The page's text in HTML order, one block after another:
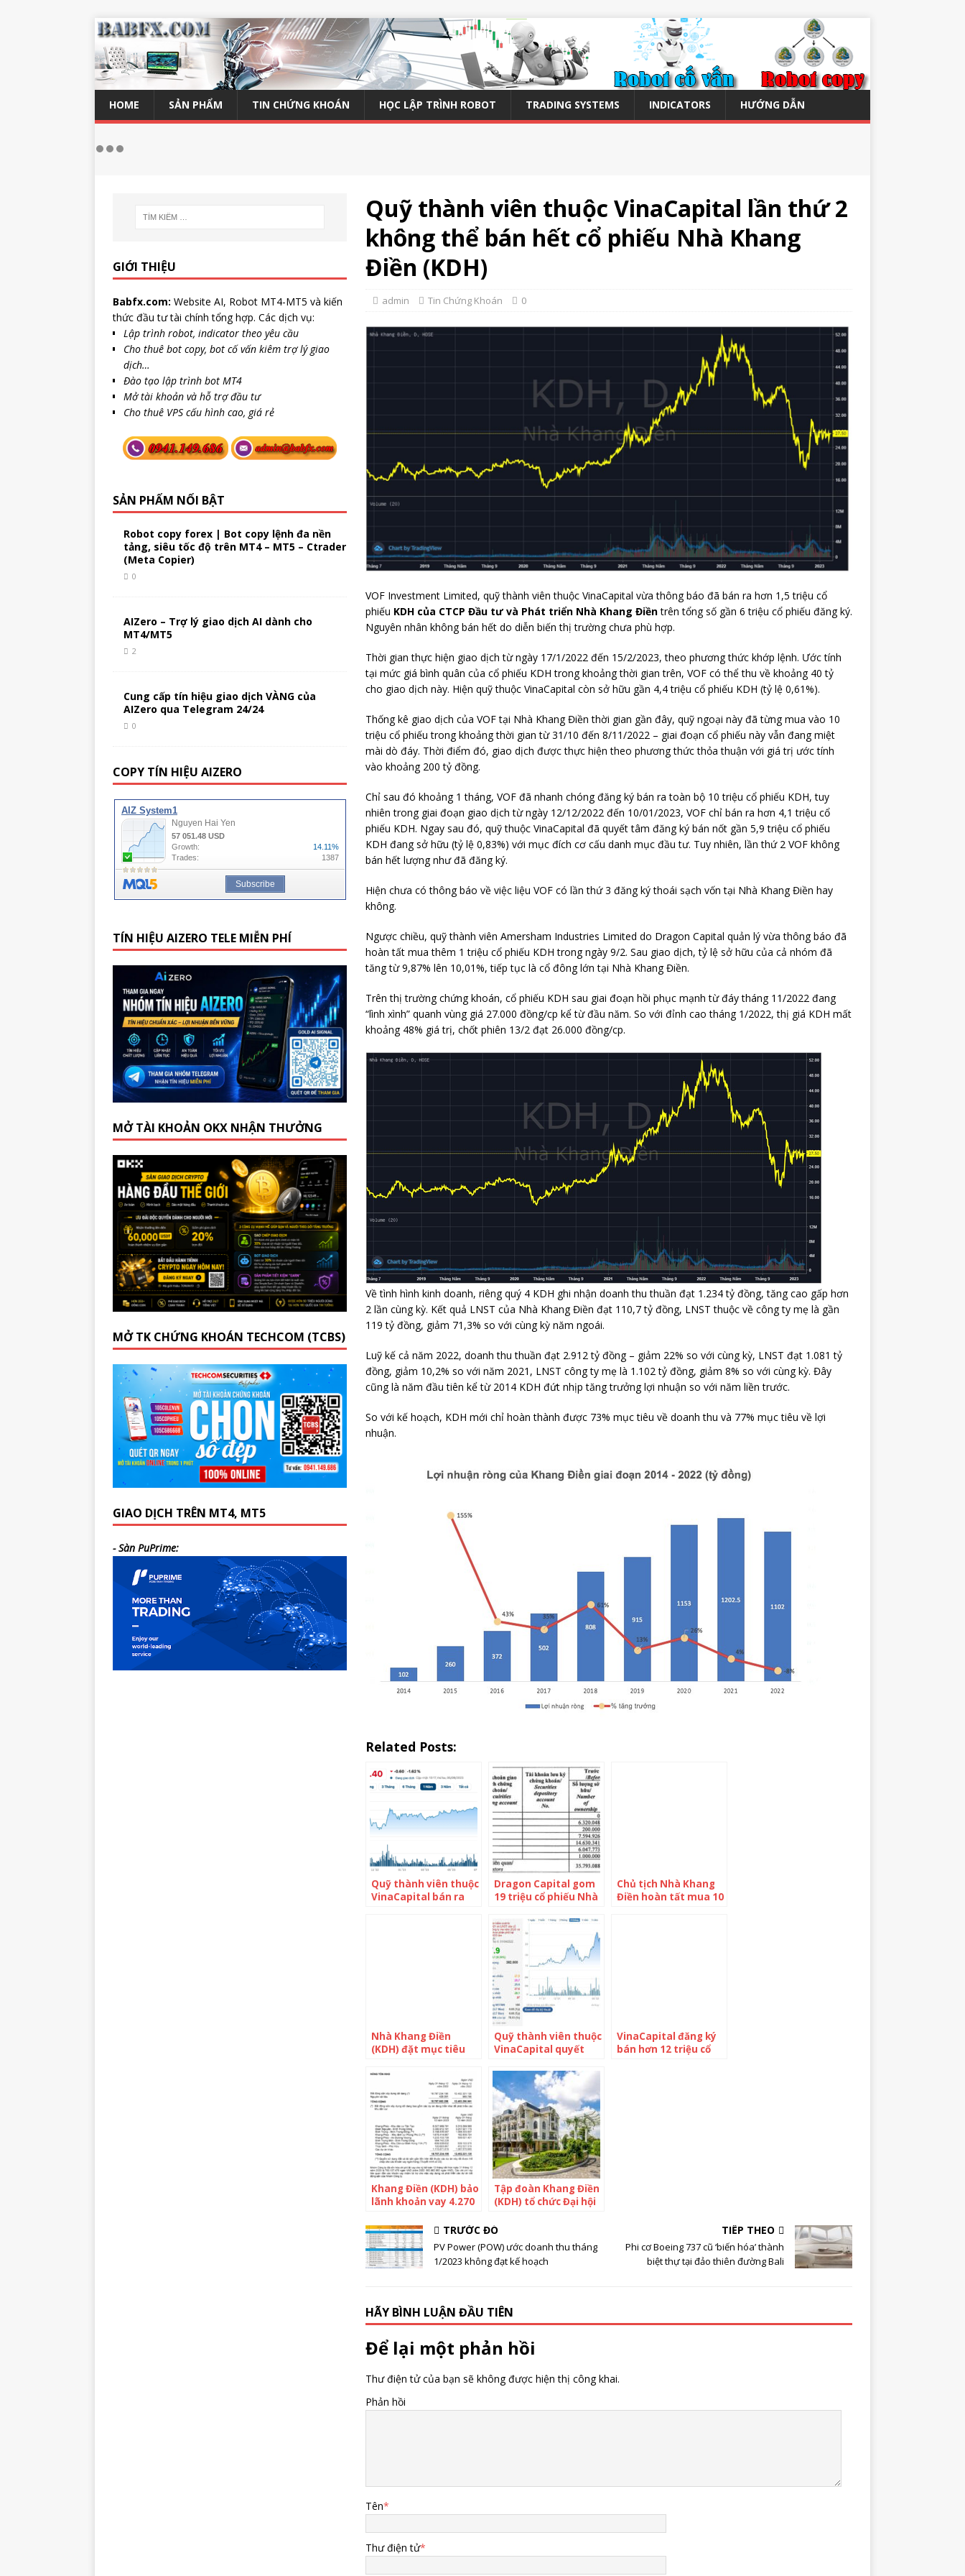
HOME SẢN PHẨM TIN CHỨNG KHOÁN HỌC LẬP TRÌNH ROBOT TRADING SYSTEMS INDICATORS HƯỚNG DẪN
Quỹ thành viên thuộc VinaCapital lần thứ 2
không thể bán hết cổ phiếu Nhà Khang
Điền (KDH)
admin Tin Chứng Khoán 0
VOF Investment Limited, quỹ thành viên thuộc VinaCapital vừa thông báo đã bán ra hơn 1,5 triệu cổ
phiếu KDH của CTCP Đầu tư và Phát triển Nhà Khang Điềntrên tổng số gần 6 triệu cổ phiếu đăng ký.
Nguyên nhân không bán hết do diễn biến thị trường chưa phù hợp.
Thời gian thực hiện giao dịch từ ngày 17/1/2022 đến 15/2/2023, theo phương thức khớp lệnh. Ước tính
tại mức giá bình quân của cổ phiếu KDH trong khoảng thời gian trên, VOF có thể thu về khoảng 40 tỷ
cho giao dịch này. Hiện quỹ thuộc VinaCapital còn sở hữu gần 4,4 triệu cổ phiếu KDH (tỷ lệ 0,61%).
Thống kê giao dịch của VOF tại Nhà Khang Điền thời gian gần đây, quỹ ngoại này đã từng mua vào 10
triệu cổ phiếu trong khoảng thời gian từ 31/10 đến 8/11/2022 – giai đoạn cổ phiếu này vẫn đang miệt
mài dò đáy. Thời điểm đó, giao dịch được thực hiện theo phương thức thỏa thuận với giá trị ước tính
vào khoảng 200 tỷ đồng.
Chỉ sau đó khoảng 1 tháng, VOF đã nhanh chóng đăng ký bán ra toàn bộ 10 triệu cổ phiếu KDH, tuy
nhiên trong giai đoạn giao dịch từ ngày 12/12/2022 đến 10/01/2023, VOF chỉ bán ra hơn 4,1 triệu cổ
phiếu KDH. Ngay sau đó, quỹ thuộc VinaCapital đã quyết tâm đăng ký bán nốt gần 5,9 triệu cổ phiếu
KDH đang sở hữu (tỷ lệ 0,83%) với mục đích cơ cấu danh mục đầu tư. Tuy nhiên, lần thứ 2 VOF không
bán hết lượng như đã đăng ký.
Hiện chưa có thông báo về việc liệu VOF có lần thứ 3 đăng ký thoái sạch vốn tại Nhà Khang Điền hay
không.
Ngược chiều, quỹ thành viên Amersham Industries Limited do Dragon Capital quản lý vừa thông báo đã
hoàn tất mua thêm 1 triệu cổ phiếu KDH trong ngày 9/2. Sau giao dịch, tỷ lệ sở hữu của cả nhóm đã
tăng từ 9,87% lên 10,01%, tiếp tục là cổ đông lớn tại Nhà Khang Điền.
Trên thị trường chứng khoán, cổ phiếu KDH sau giai đoạn hồi phục mạnh từ đáy tháng 11/2022 đang
“lình xình” quanh vùng giá 27.000 đồng/cp kể từ đầu năm. So với đỉnh cao tháng 1/2022, thị giá KDH mất
khoảng 48% giá trị, chốt phiên 13/2 đạt 26.000 đồng/cp.
Về tình hình kinh doanh, riêng quý 4 KDH ghi nhận doanh thu thuần đạt 1.234 tỷ đồng, tăng cao gấp hơn
2 lần cùng kỳ. Kết quả LNST của Nhà Khang Điền đạt 110,7 tỷ đồng, LNST thuộc về công ty mẹ là gần
119 tỷ đồng, giảm 71,3% so với cùng kỳ năm ngoái.
Luỹ kế cả năm 2022, doanh thu thuần đạt 2.912 tỷ đồng – giảm 22% so với cùng kỳ, LNST đạt 1.081 tỷ
đồng, giảm 10,2% so với năm 2021, LNST công ty mẹ là 1.102 tỷ đồng, giảm 8% so với cùng kỳ. Đây
cũng là năm đầu tiên kể từ 2014 KDH đứt nhịp tăng trưởng lợi nhuận so với năm liền trước.
So với kế hoạch, KDH mới chỉ hoàn thành được 73% mục tiêu về doanh thu và 77% mục tiêu về lợi
nhuận.
Related Posts:
Quỹ thành viên thuộc
VinaCapital bán ra
Dragon Capital gom
19 triệu cổ phiếu Nhà
lại làm cổ đông lớn
Chủ tịch Nhà Khang
Điền hoàn tất mua 10
Nhà Khang Điền
(KDH) đặt mục tiêu
năm 2022, cổ tức dự
Quỹ thành viên thuộc
VinaCapital quyết
Yeah1 (YEG)
VinaCapital đăng ký
bán hơn 12 triệu cổ
Khang Điền (KDH) bảo
lãnh khoản vay 4.270
con
Tập đoàn Khang Điền
(KDH) tổ chức Đại hội
năm 2024
TRƯỚC ĐÓ
PV Power (POW) ước doanh thu tháng
1/2023 không đạt kế hoạch
TIẾP THEO
Phi cơ Boeing 737 cũ ‘biến hóa’ thành
biệt thự tại đảo thiên đường Bali
HÃY BÌNH LUẬN ĐẦU TIÊN
Để lại một phản hồi
Thư điện tử của bạn sẽ không được hiện thị công khai.
Phản hồi
Tên*
Thư điện tử*
GIỚI THIỆU
Babfx.com: Website AI, Robot MT4-MT5 và kiến
thức đầu tư tài chính tổng hợp. Các dịch vụ:
Lập trình robot, indicator theo yêu cầu
Cho thuê bot copy, bot cố vấn kiêm trợ lý giao
dịch…
Đào tạo lập trình bot MT4
Mở tài khoản và hỗ trợ đầu tư
Cho thuê VPS cấu hình cao, giá rẻ
SẢN PHẨM NỔI BẬT
Robot copy forex | Bot copy lệnh đa nền
tảng, siêu tốc độ trên MT4 – MT5 – Ctrader
(Meta Copier)
0
AIZero – Trợ lý giao dịch AI dành cho
MT4/MT5
2
Cung cấp tín hiệu giao dịch VÀNG của
AIZero qua Telegram 24/24
0
COPY TÍN HIỆU AIZERO
TÍN HIỆU AIZERO TELE MIỄN PHÍ
MỞ TÀI KHOẢN OKX NHẬN THƯỞNG
MỞ TK CHỨNG KHOÁN TECHCOM (TCBS)
GIAO DỊCH TRÊN MT4, MT5
- Sàn PuPrime: